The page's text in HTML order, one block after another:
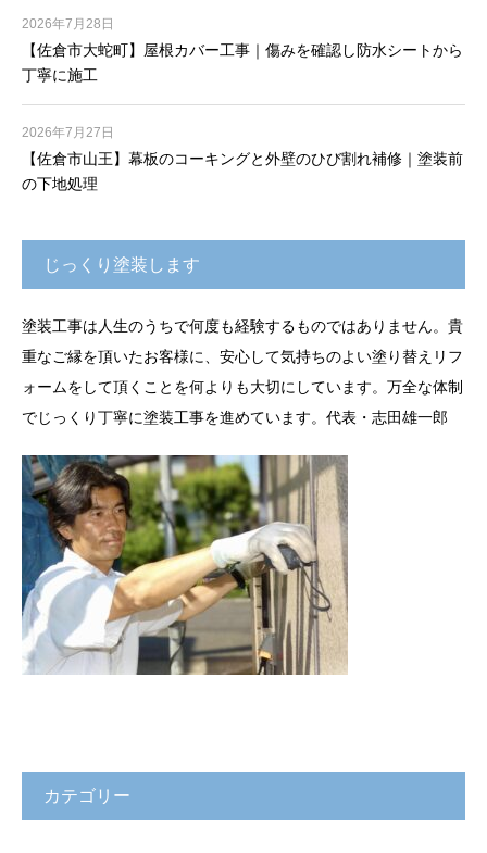
【佐倉市大蛇町】屋根カバー工事｜傷みを確認し防水シートから
丁寧に施工
2026年7月28日
【佐倉市山王】幕板のコーキングと外壁のひび割れ補修｜塗装前
の下地処理
2026年7月27日
じっくり塗装します
塗装工事は人生のうちで何度も経験するものではありません。貴
重なご縁を頂いたお客様に、安心して気持ちのよい塗り替えリフ
ォームをして頂くことを何よりも大切にしています。万全な体制
でじっくり丁寧に塗装工事を進めています。代表・志田雄一郎
カテゴリー